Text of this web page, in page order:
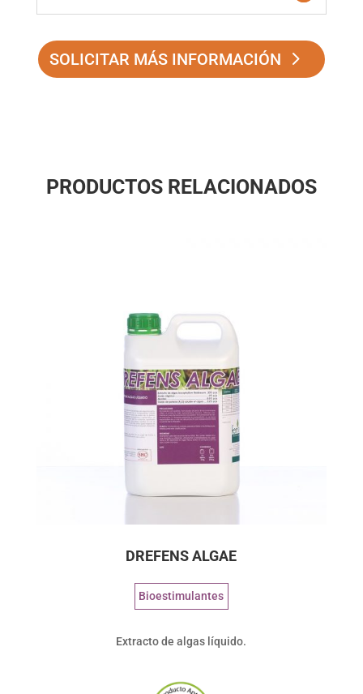
SOLICITAR MÁS INFORMACIÓN
PRODUCTOS RELACIONADOS
DREFENS ALGAE
Bioestimulantes
Extracto de algas líquido.